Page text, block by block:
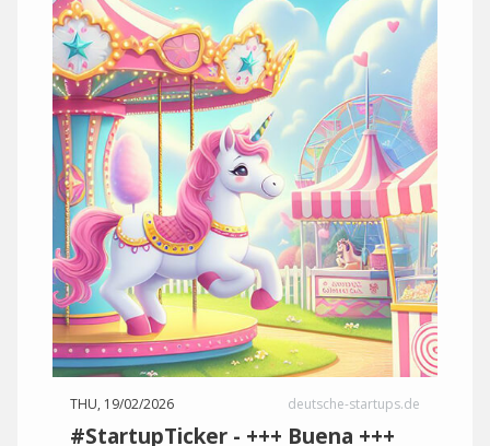
THU, 19/02/2026 deutsche-startups.de
#StartupTicker - +++ Buena +++